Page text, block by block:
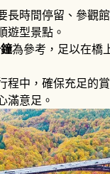
長時間停留、參觀
遊型景點。
為參考，足以在橋
程中，確保充足的
滿意足。